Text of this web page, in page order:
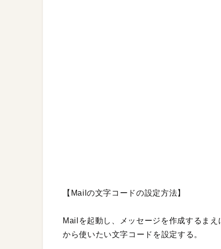
【Mailの文字コードの設定方法】
Mailを起動し、メッセージを作成するま
から使いたい文字コードを設定する。